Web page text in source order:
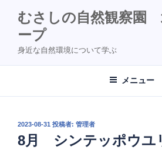
むさしの自然観察園
ープ
身近な自然環境について学ぶ
メニュー
投
稿
日:
2023-08-31 投稿者: 管理者
8月 シンテッポウユ